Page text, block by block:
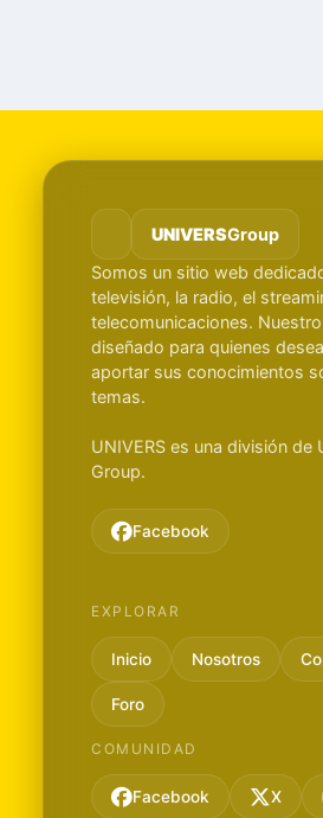
UNIVERSGroup
Somos un sitio web
televisión, la radio, el
telecomunicaciones.
diseñado para quienes
aportar sus conocimientos
temas.
UNIVERS es una división de
Group.
Facebook
EXPLORAR
Inicio Nosotros
Foro
COMUNIDAD
Facebook X